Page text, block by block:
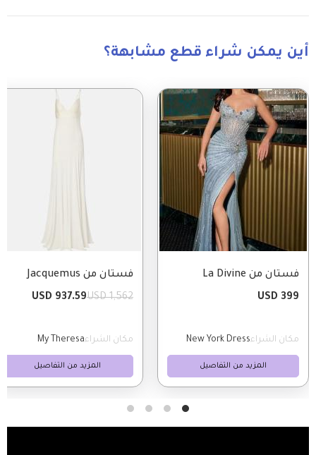
أين يمكن شراء قطع مشابهة؟
Image
فستان من La Divine
399 USD
مكان الشراءNew York Dress
المزيد من التفاصيل
Image
فستان من Jacquemus
1,562 USD
937.59 USD
مكان الشراءMy Theresa
المزيد من التفاصيل